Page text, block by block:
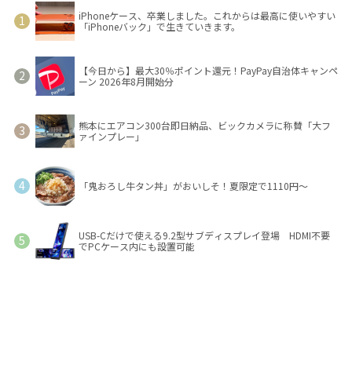
iPhoneケース、卒業しました。これからは最高に使いやすい
「iPhoneバック」で生きていきます。
【今日から】最大30％ポイント還元！PayPay自治体キャンペ
ーン 2026年8月開始分
熊本にエアコン300台即日納品、ビックカメラに称賛「大フ
ァインプレー」
「鬼おろし牛タン丼」がおいしそ！夏限定で1110円～
USB-Cだけで使える9.2型サブディスプレイ登場 HDMI不要
でPCケース内にも設置可能